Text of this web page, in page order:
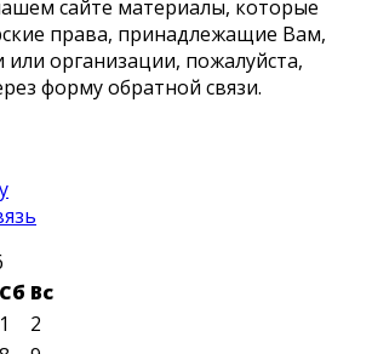
сайте материалы, которые
права, принадлежащие Вам,
организации, пожалуйста,
форму обратной связи.
Сб Вс
1
2